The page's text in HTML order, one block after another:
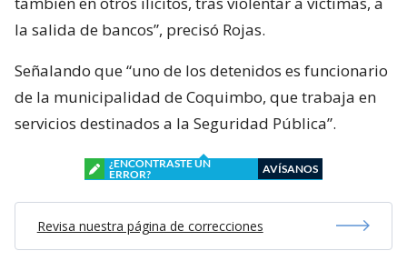
la salida de bancos”, precisó Rojas.
Señalando que “uno de los detenidos es funcionario
de la municipalidad de Coquimbo, que trabaja en
servicios destinados a la Seguridad Pública”.
¿ENCONTRASTE UN
ERROR?
AVÍSANOS
Revisa nuestra página de correcciones